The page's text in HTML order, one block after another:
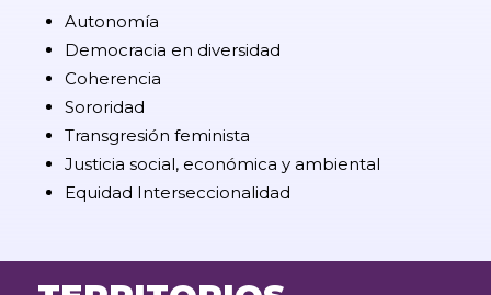
Autonomía
Democracia en diversidad
Coherencia
Sororidad
Transgresión feminista
Justicia social, económica y ambiental
Equidad Interseccionalidad